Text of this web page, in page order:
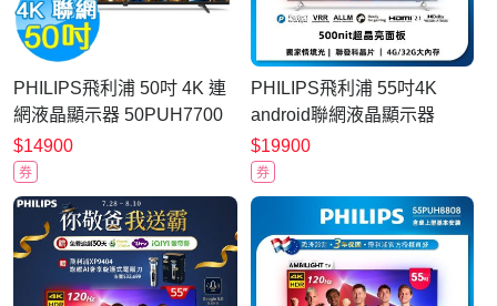
PHILIPS飛利浦 50吋 4K 連
網液晶顯示器 50PUH7700
Google TV
$14900
券
PHILIPS飛利浦 55吋4K
android聯網液晶顯示器
55PUH8528 送基本安裝
$19900
券